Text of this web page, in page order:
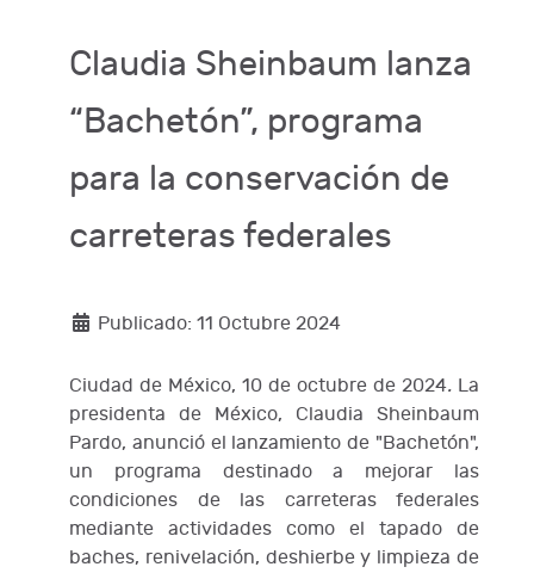
Claudia Sheinbaum lanza
“Bachetón”, programa
para la conservación de
carreteras federales
Publicado: 11 Octubre 2024
Ciudad de México, 10 de octubre de 2024. La
presidenta de México, Claudia Sheinbaum
Pardo, anunció el lanzamiento de "Bachetón",
un programa destinado a mejorar las
condiciones de las carreteras federales
mediante actividades como el tapado de
baches, renivelación, deshierbe y limpieza de